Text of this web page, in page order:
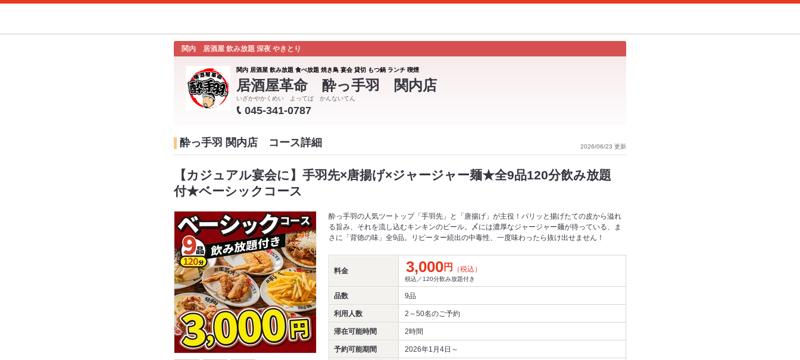
関内 居酒屋 飲み放題 深夜 やきとり
関内 居酒屋 飲み放題 食べ放題 焼き鳥 宴会 貸切 もつ鍋 ランチ 喫煙
居酒屋革命 酔っ手羽 関内店
いざかやかくめい よってば かんないてん
045-341-0787
2026/06/23 更新
酔っ手羽 関内店 コース詳細
【カジュアル宴会に】手羽先×唐揚げ×ジャージャー麺★全9品120分飲み放題
付★ベーシックコース
酔っ手羽の人気ツートップ「手羽先」と「唐揚げ」が主役！パリッと揚げたての皮から溢れ
る旨み、それを流し込むキンキンのビール。〆には濃厚なジャージャー麺が待っている、ま
さに「背徳の味」全9品。リピーター続出の中毒性、一度味わったら抜け出せません！
料金 3,000円 （税込）
税込／120分飲み放題付き
品数 9品
利用人数 2～50名のご予約
滞在可能時間 2時間
予約可能期間 2026年1月4日～